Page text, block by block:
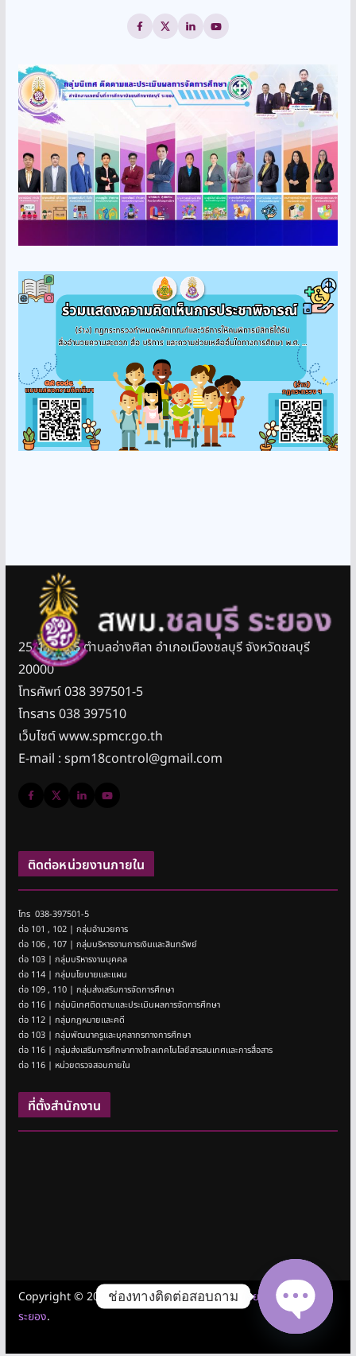
25/11 หมู่ 5 ตำบลอ่างศิลา อำเภอเมืองชลบุรี จังหวัดชลบุรี
20000
โทรศัพท์ 038 397501-5
โทรสาร 038 397510
เว็บไซต์ www.spmcr.go.th
E-mail : spm18control@gmail.com
ติดต่อหน่วยงานภายใน
โทร 038-397501-5
ต่อ 101 , 102 | กลุ่มอำนวยการ
ต่อ 106 , 107 | กลุ่มบริหารงานการเงินและสินทรัพย์
ต่อ 103 | กลุ่มบริหารงานบุคคล
ต่อ 114 | กลุ่มนโยบายและแผน
ต่อ 109 , 110 | กลุ่มส่งเสริมการจัดการศึกษา
ต่อ 116 | กลุ่มนิเทศติดตามและประเมินผลการจัดการศึกษา
ต่อ 112 | กลุ่มกฎหมายและคดี
ต่อ 103 | กลุ่มพัฒนาครูและบุคลากรทางการศึกษา
ต่อ 116 | กลุ่มส่งเสริมการศึกษาทางไกลเทคโนโลยีสารสนเทศและการสื่อสาร
ต่อ 116 | หน่วยตรวจสอบภายใน
ที่ตั้งสำนักงาน
Copyright © 2026สำนักงานเขตพื้นที่การศึกษามัธยมศึกษาชลบุรี
ระยอง.
ช่องทางติดต่อสอบถาม